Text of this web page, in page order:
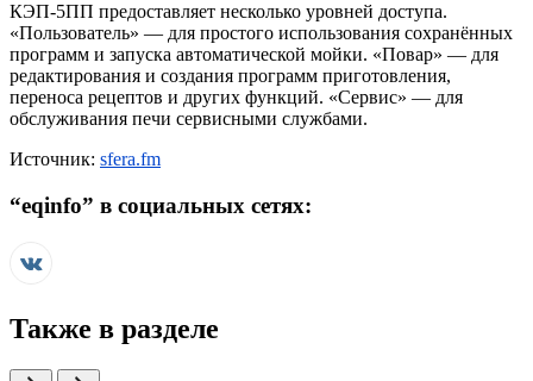
КЭП-5ПП предоставляет несколько уровней доступа.
«Пользователь» — для простого использования сохранённых
программ и запуска автоматической мойки. «Повар» — для
редактирования и создания программ приготовления,
переноса рецептов и других функций. «Сервис» — для
обслуживания печи сервисными службами.
Источник: sfera.fm
“eqinfo” в социальных сетях:
Также в разделе